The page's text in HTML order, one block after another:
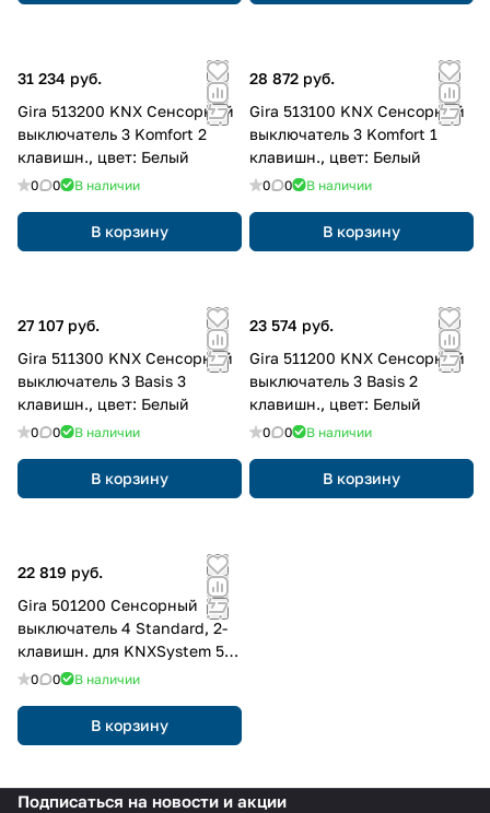
31 234 руб.
Gira 513200 KNX Сенсорный
выключатель 3 Komfort 2
клавишн., цвет: Белый
0 0 В наличии
В корзину
28 872 руб.
Gira 513100 KNX Сенсорный
выключатель 3 Komfort 1
клавишн., цвет: Белый
0 0 В наличии
В корзину
27 107 руб.
Gira 511300 KNX Сенсорный
выключатель 3 Basis 3
клавишн., цвет: Белый
0 0 В наличии
В корзину
23 574 руб.
Gira 511200 KNX Сенсорный
выключатель 3 Basis 2
клавишн., цвет: Белый
0 0 В наличии
В корзину
22 819 руб.
Gira 501200 Сенсорный
выключатель 4 Standard, 2-
клавишн. для KNXSystem 55,
с Присутствует кнопка
0 0 В наличии
В корзину
Подписаться на новости и акции